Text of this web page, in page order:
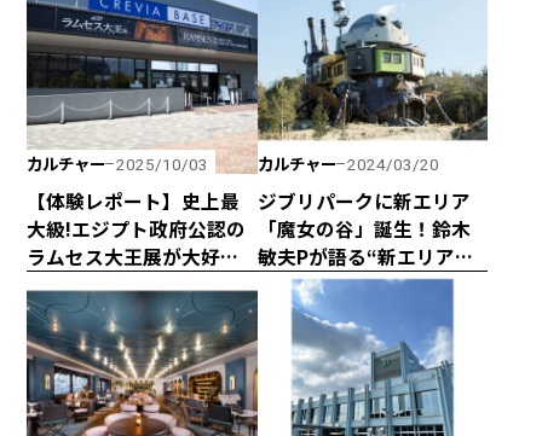
カルチャー 2025/10/03
【体験レポート】史上最
大級!エジプト政府公認の
ラムセス大王展が大好評
につき会期延長！ 日本初
上陸の巡回展を堪能して
きました！
カルチャー 2024/03/20
ジブリパークに新エリア
「魔女の谷」誕生！鈴木
敏夫Pが語る“新エリアの
魅力”“宮崎駿＆吾朗親子
の秘話”とは